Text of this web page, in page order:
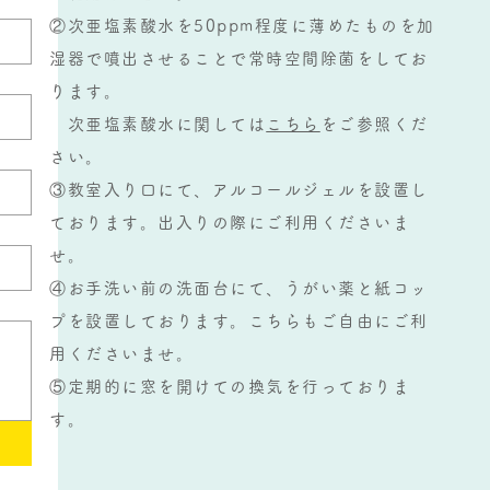
②次亜塩素酸水を50ppm程度に薄めたものを加
湿器で噴出させることで常時空間除菌をしてお
ります。
次亜塩素酸水に関しては こちら をご参照くだ
さい。
③教室入り口にて、アルコールジェルを設置し
ております。出入りの際にご利用くださいま
せ。
④お手洗い前の洗面台にて、うがい薬と紙コッ
プを設置しております。こちらもご自由にご利
用くださいませ。
​⑤定期的に窓を開けての換気を行っておりま
す。